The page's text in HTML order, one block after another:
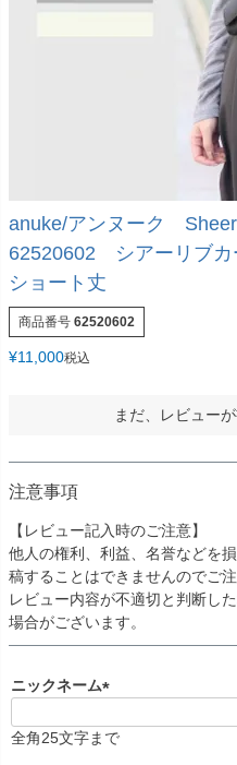
anuke/アンヌーク
62520602 シアーリブ
ショート丈
商品番号 62520602
¥11,000税込
まだ、レビュー
注意事項
【レビュー記入時のご注意】
他人の権利、利益、名誉などを
稿することはできませんのでご注
レビュー内容が不適切と判断し
場合がございます。
ニックネーム
必
全角25文字まで